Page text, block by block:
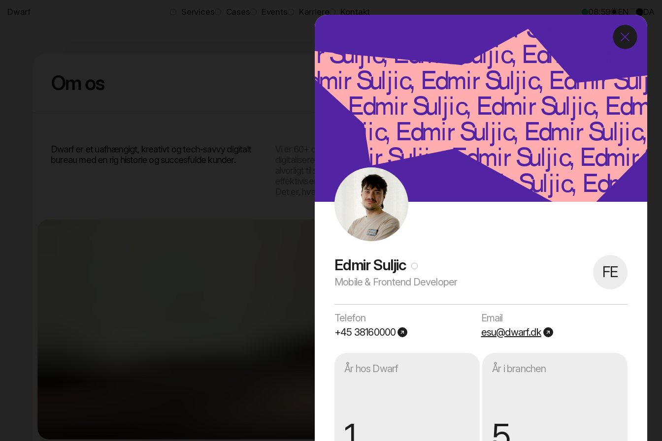
Dwarf Services Cases Events Karriere Kontakt 08:59 EN DA
Om os
Dwarf er et uafhængigt, kreativt og tech-savvy digitalt
bureau med en rig historie og succesfulde kunder.
Vi er 60+ digitale ildsjæle med høje ambitioner på vores kunders vegne. Alt bliver
digitaliseret, og det er sjovt for vores kunder og for os. Det giver mulighed for at skubbe
alvorligt til status quo, skabe stærke visuelle brugeroplevelser, nye digitale services og
effektivisere processer og forretningsgange. Dét er, hvad digitalisering handler om for os.
Det er, hvad vi brænder for. Og det er, hvad vi bruger det meste af vores vågne tid på.
c
Edmir Suljic
Mobile & Frontend Developer
FE
Telefon
+45 38160000
Email
esu@dwarf.dk
År hos Dwarf År i branchen